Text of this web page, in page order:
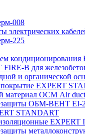
008
электрических
225
FIRE-B для
и органической
покрытие EXPERT
материал ОСМ Air
ОБМ-ВЕНТ EI-
STANDART
EXPERT